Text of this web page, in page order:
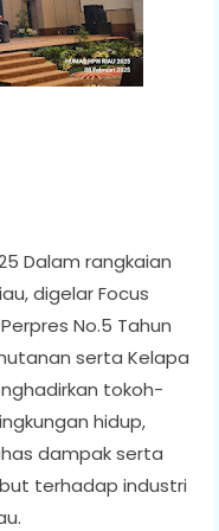
Dalam rangkaian
digelar Focus
No.5 Tahun
serta Kelapa
tokoh-
hidup,
dampak serta
terhadap industri